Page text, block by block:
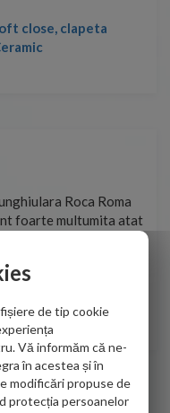
close, clapeta
Roca Roma
foarte multumita atat
in obtinerea
va doresc!
de tip cookie
Vă informăm că ne-
în acestea și în
modificări propuse de
protecția persoanelor